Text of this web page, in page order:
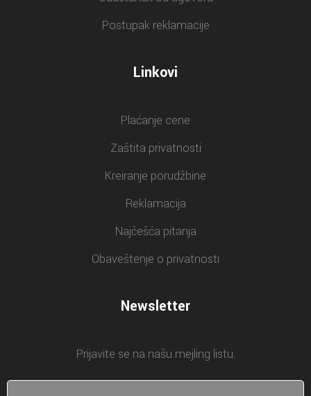
Postupak reklamacije
Linkovi
Plaćanje cene
Zaštita privatnosti
Kreiranje porudžbine
Reklamacija
Najčešća pitanja
Obaveštenje o privatnosti
Newsletter
Prijavite se na našu mejling listu.